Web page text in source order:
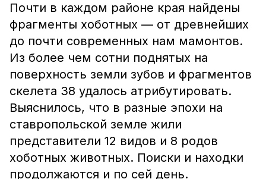
Почти в каждом районе края найдены
фрагменты хоботных — от древнейших
до почти современных нам мамонтов.
Из более чем сотни поднятых на
поверхность земли зубов и фрагментов
скелета 38 удалось атрибутировать.
Выяснилось, что в разные эпохи на
ставропольской земле жили
представители 12 видов и 8 родов
хоботных животных. Поиски и находки
продолжаются и по сей день.